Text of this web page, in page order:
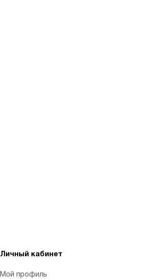
Личный кабинет
Мой профиль